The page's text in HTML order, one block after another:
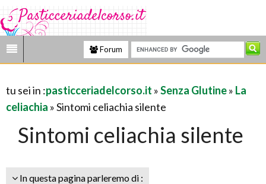
Forum
tu sei in :pasticceriadelcorso.it »Senza Glutine» La
celiachia » Sintomi celiachia silente
Sintomi celiachia silente
In questa pagina parleremo di :